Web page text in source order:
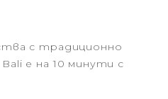
с традиционно
е на 10 минути с